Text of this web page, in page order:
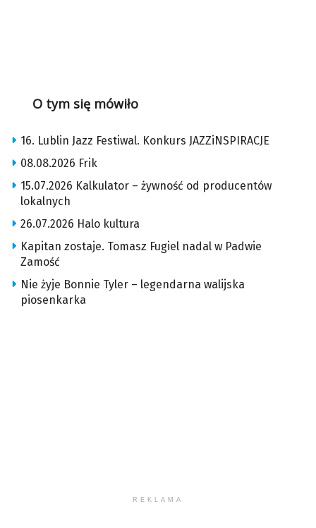
O tym się mówiło
16. Lublin Jazz Festiwal. Konkurs JAZZiNSPIRACJE
08.08.2026 Frik
15.07.2026 Kalkulator – żywność od producentów
lokalnych
26.07.2026 Halo kultura
Kapitan zostaje. Tomasz Fugiel nadal w Padwie
Zamość
Nie żyje Bonnie Tyler – legendarna walijska
piosenkarka
REKLAMA